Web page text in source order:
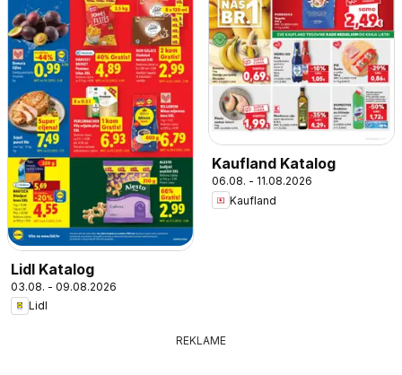
Lidl Katalog
03.08. - 09.08.2026
Lidl
Kaufland Katalog
06.08. - 11.08.2026
Kaufland
REKLAME